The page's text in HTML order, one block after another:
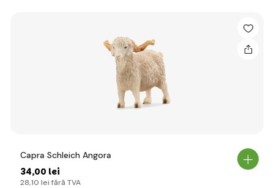
Capra Schleich Angora
34,00 lei
28,10 lei fără TVA